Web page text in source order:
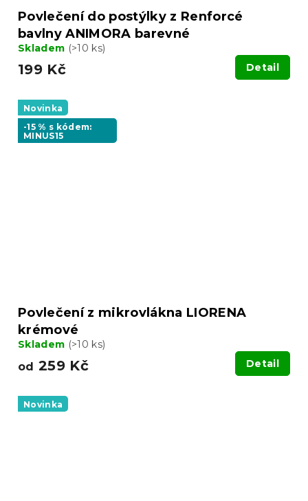
Povlečení do postýlky z Renforcé
bavlny ANIMORA barevné
Skladem (>10 ks)
199 Kč Detail
Novinka
-15 % s kódem:
MINUS15
Povlečení z mikrovlákna LIORENA
krémové
Skladem (>10 ks)
od 259 Kč Detail
Novinka